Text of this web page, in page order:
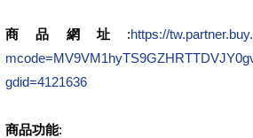
商品網址 :https://
gdid=4121636
商品功能: